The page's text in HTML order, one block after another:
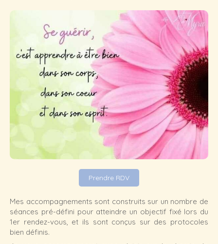
Prendre RDV
Mes accompagnements sont construits sur un nombre de
séances pré-défini pour atteindre un objectif fixé lors du
1er rendez-vous, et ils sont conçus sur des protocoles
bien définis.